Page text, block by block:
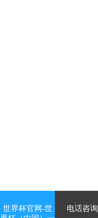
世界杯官网-世
电话咨询